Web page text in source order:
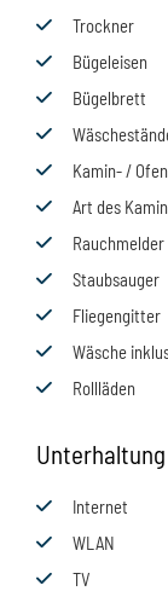
Trockner
Bügeleisen
Bügelbrett
Kamin- / Ofen
Art des
Rauchmelder
Staubsauger
Fliegengitter
Wäsche
Rollläden
Unterhaltung
Internet
WLAN
TV